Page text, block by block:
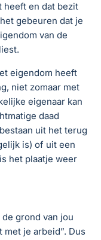
heeft en dat bezit
gebeuren dat je
van de
eigendom heeft
niet zomaar met
eigenaar kan
daad
uit het terug
is) of uit een
het plaatje weer
grond van jou
je arbeid”. Dus